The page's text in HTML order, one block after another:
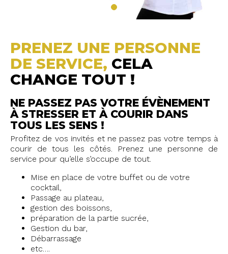
PRENEZ UNE PERSONNE
DE SERVICE, CELA
CHANGE TOUT !
NE PASSEZ PAS VOTRE ÉVÈNEMENT
À STRESSER ET À COURIR DANS
TOUS LES SENS !
Profitez de vos invités et ne passez pas votre temps à
courir de tous les côtés. Prenez une personne de
service pour qu’elle s’occupe de tout.
Mise en place de votre buffet ou de votre
cocktail,
Passage au plateau,
gestion des boissons,
préparation de la partie sucrée,
Gestion du bar,
Débarrassage
etc….